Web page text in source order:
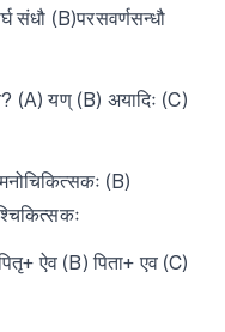
संधौ (B)परसवर्णसन्धौ
(A) यण् (B) अयादिः (C)
(B)
ऐव (B) पिता+ एव (C)